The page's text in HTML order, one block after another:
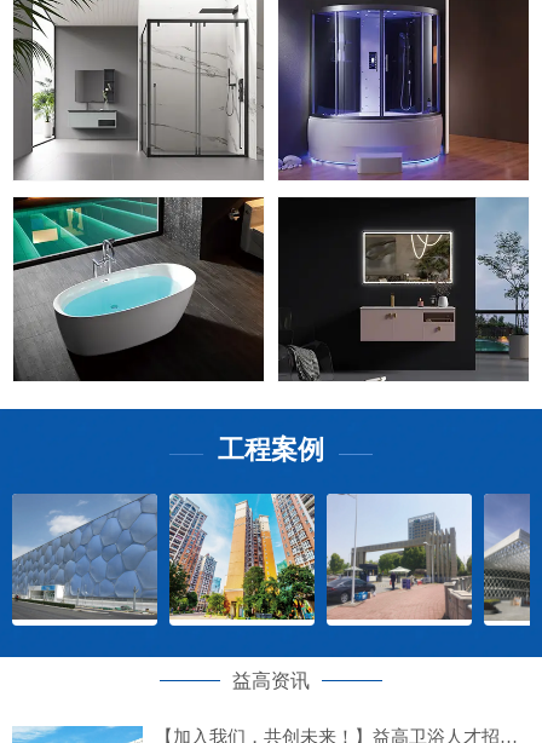
—— 工程案例 ——
益高资讯
【加入我们，共创未来！】益高卫浴人才招募计划正式启动